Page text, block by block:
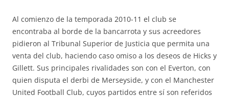
Al comienzo de la temporada 2010-11 el club se
encontraba al borde de la bancarrota y sus acreedores
pidieron al Tribunal Superior de Justicia que permita una
venta del club, haciendo caso omiso a los deseos de Hicks y
Gillett. Sus principales rivalidades son con el Everton, con
quien disputa el derbi de Merseyside, y con el Manchester
United Football Club, cuyos partidos entre sí son referidos